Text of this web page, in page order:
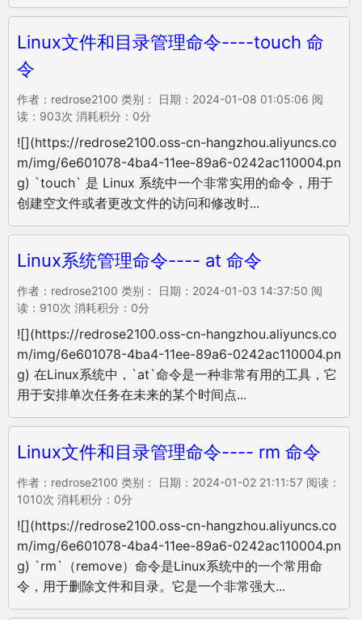
Linux文件和目录管理命令----touch 命
令
作者：redrose2100 类别： 日期：2024-01-08 01:05:06 阅
读：903次 消耗积分：0分
![](https://redrose2100.oss-cn-hangzhou.aliyuncs.co
m/img/6e601078-4ba4-11ee-89a6-0242ac110004.pn
g) `touch` 是 Linux 系统中一个非常实用的命令，用于
创建空文件或者更改文件的访问和修改时...
Linux系统管理命令---- at 命令
作者：redrose2100 类别： 日期：2024-01-03 14:37:50 阅
读：910次 消耗积分：0分
![](https://redrose2100.oss-cn-hangzhou.aliyuncs.co
m/img/6e601078-4ba4-11ee-89a6-0242ac110004.pn
g) 在Linux系统中，`at`命令是一种非常有用的工具，它
用于安排单次任务在未来的某个时间点...
Linux文件和目录管理命令---- rm 命令
作者：redrose2100 类别： 日期：2024-01-02 21:11:57 阅读：
1010次 消耗积分：0分
![](https://redrose2100.oss-cn-hangzhou.aliyuncs.co
m/img/6e601078-4ba4-11ee-89a6-0242ac110004.pn
g) `rm`（remove）命令是Linux系统中的一个常用命
令，用于删除文件和目录。它是一个非常强大...